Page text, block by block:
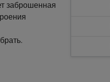
заброшенная